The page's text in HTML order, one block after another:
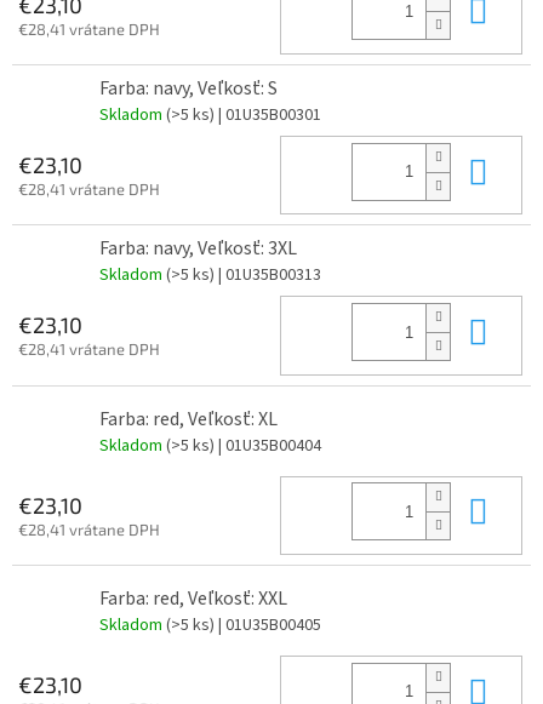
€28,41 vrátane DPH
Farba: navy, Veľkosť: S
Skladom (>5 ks) | 01U35B00301
€23,10
€28,41 vrátane DPH
Farba: navy, Veľkosť: 3XL
Skladom (>5 ks) | 01U35B00313
€23,10
€28,41 vrátane DPH
Farba: red, Veľkosť: XL
Skladom (>5 ks) | 01U35B00404
€23,10
€28,41 vrátane DPH
Farba: red, Veľkosť: XXL
Skladom (>5 ks) | 01U35B00405
€23,10